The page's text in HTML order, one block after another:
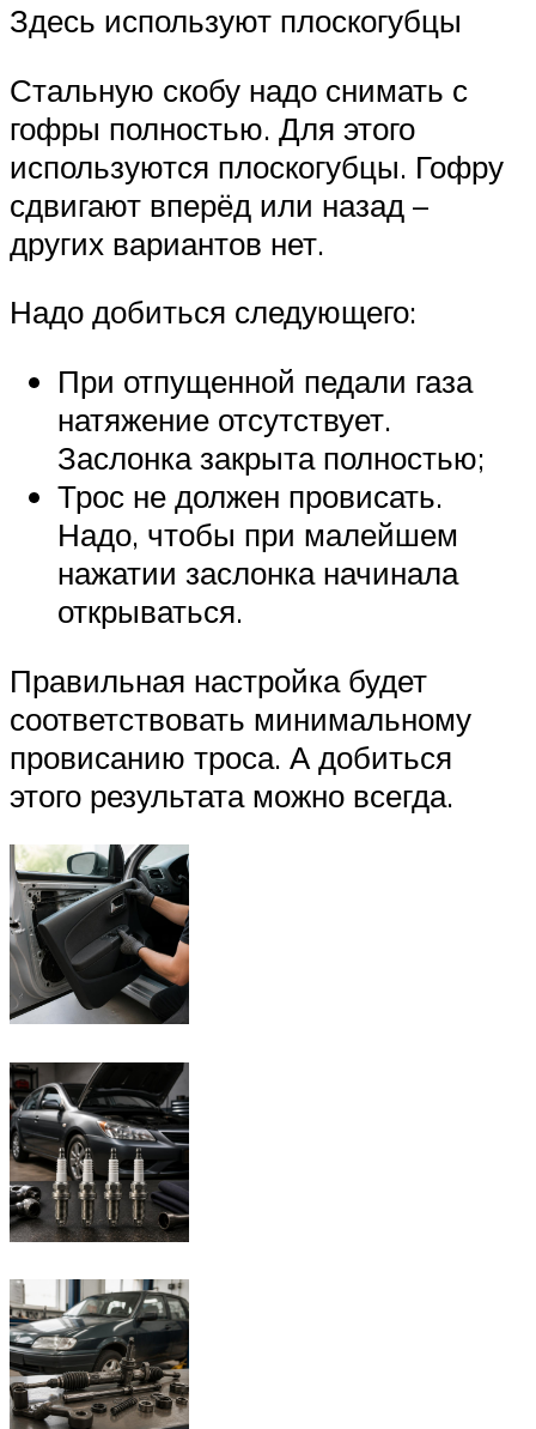
Здесь используют плоскогубцы
Стальную скобу надо снимать с
гофры полностью. Для этого
используются плоскогубцы. Гофру
сдвигают вперёд или назад –
других вариантов нет.
Надо добиться следующего:
При отпущенной педали газа
натяжение отсутствует.
Заслонка закрыта полностью;
Трос не должен провисать.
Надо, чтобы при малейшем
нажатии заслонка начинала
открываться.
Правильная настройка будет
соответствовать минимальному
провисанию троса. А добиться
этого результата можно всегда.